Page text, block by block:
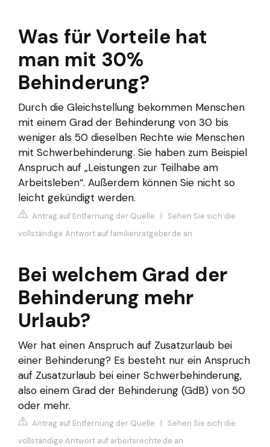
Was für Vorteile hat
man mit 30%
Behinderung?
Durch die Gleichstellung bekommen Menschen
mit einem Grad der Behinderung von 30 bis
weniger als 50 dieselben Rechte wie Menschen
mit Schwerbehinderung. Sie haben zum Beispiel
Anspruch auf „Leistungen zur Teilhabe am
Arbeitsleben“. Außerdem können Sie nicht so
leicht gekündigt werden.
Antrag auf Entfernung der Quelle | Sehen Sie sich die
vollständige Antwort auf familienratgeber.de an
Bei welchem Grad der
Behinderung mehr
Urlaub?
Wer hat einen Anspruch auf Zusatzurlaub bei
einer Behinderung? Es besteht nur ein Anspruch
auf Zusatzurlaub bei einer Schwerbehinderung,
also einem Grad der Behinderung (GdB) von 50
oder mehr.
Antrag auf Entfernung der Quelle | Sehen Sie sich die
vollständige Antwort auf arbeitsrechte.de an